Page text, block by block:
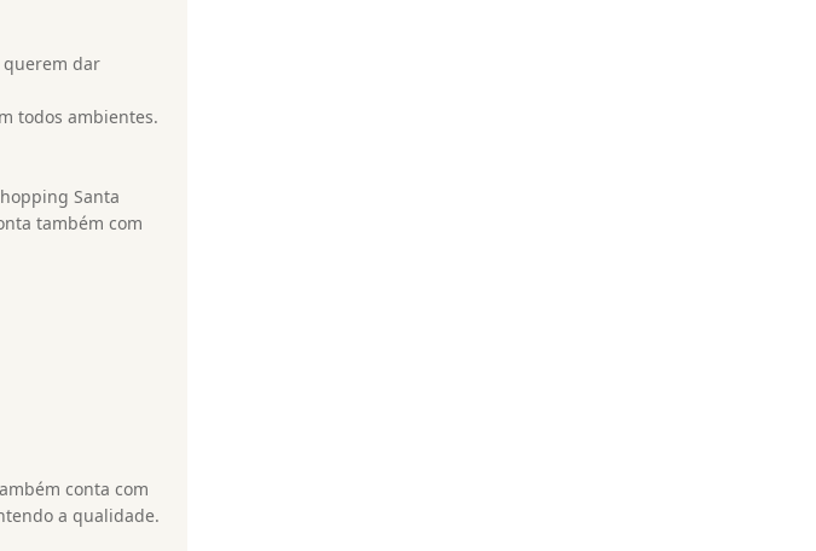
dar
todos ambientes.
Santa
também com
conta com
a qualidade.